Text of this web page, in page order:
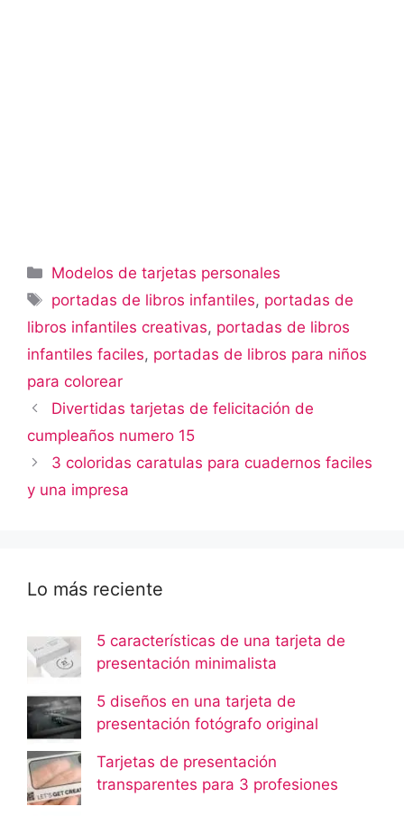
Categorías
Modelos de tarjetas personales
Etiquetas
portadas de libros infantiles, portadas de
libros infantiles creativas, portadas de libros
infantiles faciles, portadas de libros para niños
para colorear
Divertidas tarjetas de felicitación de
cumpleaños numero 15
3 coloridas caratulas para cuadernos faciles
y una impresa
Lo más reciente
5 características de una tarjeta de
presentación minimalista
5 diseños en una tarjeta de
presentación fotógrafo original
Tarjetas de presentación
transparentes para 3 profesiones